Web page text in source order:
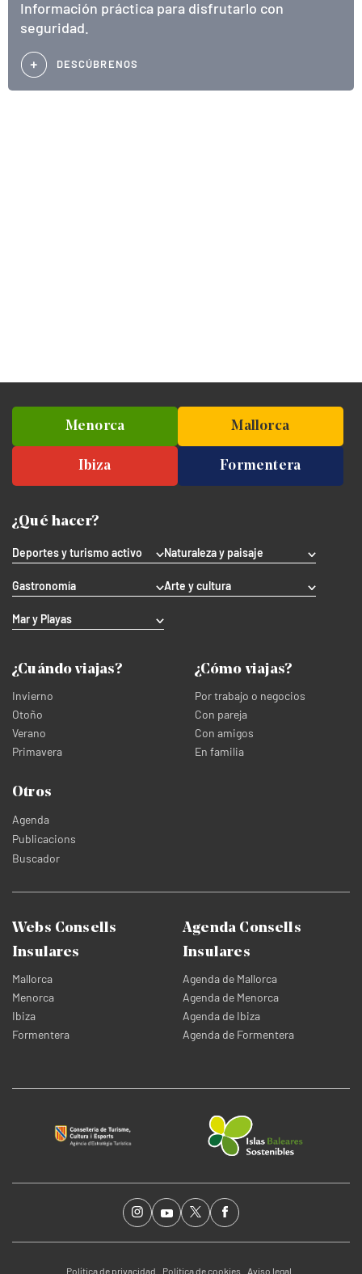
Información práctica para disfrutarlo con
seguridad.
DESCÚBRENOS
Menorca Mallorca
Ibiza Formentera
¿Qué hacer?
Deportes y turismo activo Naturaleza y paisaje
Gastronomía Arte y cultura
Mar y Playas
¿Cuándo viajas?
Invierno
Otoño
Verano
Primavera
¿Cómo viajas?
Por trabajo o negocios
Con pareja
Con amigos
En familia
Otros
Agenda
Publicacions
Buscador
Webs Consells
Insulares
Mallorca
Menorca
Ibiza
Formentera
Agenda Consells
Insulares
Agenda de Mallorca
Agenda de Menorca
Agenda de Ibiza
Agenda de Formentera
Política de privacidad Política de cookies Aviso legal